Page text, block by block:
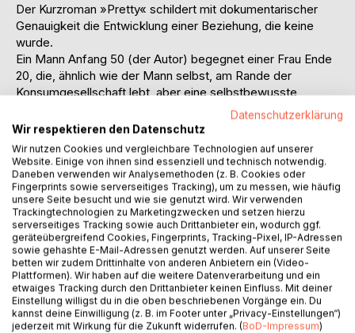
Der Kurzroman »Pretty« schildert mit dokumentarischer
Genauigkeit die Entwicklung einer Beziehung, die keine
wurde.
Ein Mann Anfang 50 (der Autor) begegnet einer Frau Ende
20, die, ähnlich wie der Mann selbst, am Rande der
Konsumgesellschaft lebt, aber eine selbstbewusste
Vorstellung von dem Leben (und Liebesleben) hat, das sie
führen will. Beide haben anderweitige Partner.
Die Begegnung ist von Beginn an geprägt durch
Verletzungen, Kampf und gegenseitiges Misstrauen, aber
auch durch ein Interesse, das sie immer wieder zueinander
führt.
Was geht wirklich vor?
Was sind die tatsächlichen Wünsche, die der Mann an die
Frau hat und umgekehrt?
Um was wird gekämpft?
Geht es um sexuelle Annäherung (die immer wieder
misslingt)?
Wird ein Generationenkonflikt ausgetragen? Ein
»Geschlechterkampf«?
Datenschutzerklärung
Wir respektieren den Datenschutz
Wir nutzen Cookies und vergleichbare Technologien auf unserer
Website. Einige von ihnen sind essenziell und technisch notwendig.
Daneben verwenden wir Analysemethoden (z. B. Cookies oder
Fingerprints sowie serverseitiges Tracking), um zu messen, wie häufig
unsere Seite besucht und wie sie genutzt wird. Wir verwenden
Trackingtechnologien zu Marketingzwecken und setzen hierzu
serverseitiges Tracking sowie auch Drittanbieter ein, wodurch ggf.
geräteübergreifend Cookies, Fingerprints, Tracking-Pixel, IP-Adressen
sowie gehashte E-Mail-Adressen genutzt werden. Auf unserer Seite
betten wir zudem Drittinhalte von anderen Anbietern ein (Video-
Plattformen). Wir haben auf die weitere Datenverarbeitung und ein
etwaiges Tracking durch den Drittanbieter keinen Einfluss. Mit deiner
Einstellung willigst du in die oben beschriebenen Vorgänge ein. Du
kannst deine Einwilligung (z. B. im Footer unter „Privacy-Einstellungen“)
jederzeit mit Wirkung für die Zukunft widerrufen. (BoD-Impressum)